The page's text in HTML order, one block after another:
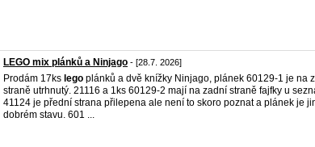
LEGO mix plánků a Ninjago - [28.7. 2026]
Prodám 17ks lego plánků a dvě knížky Ninjago, plánek 60129-1 je na
straně utrhnutý. 21116 a 1ks 60129-2 mají na zadní straně fajfky u
41124 je přední strana přilepena ale není to skoro poznat a plánek je
dobrém stavu. 601 ...